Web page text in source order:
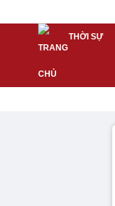
THỜI SỰ